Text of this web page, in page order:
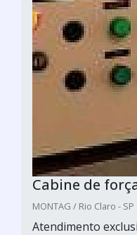
Cabine de
MONTAG / Rio Claro - SP
Atendimento